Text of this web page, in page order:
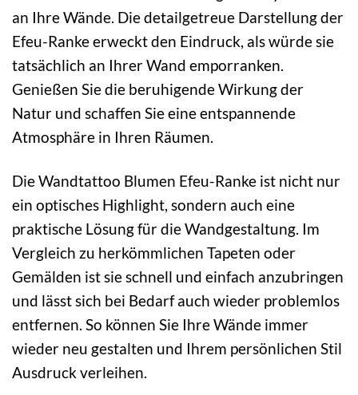
an Ihre Wände. Die detailgetreue Darstellung der
Efeu-Ranke erweckt den Eindruck, als würde sie
tatsächlich an Ihrer Wand emporranken.
Genießen Sie die beruhigende Wirkung der
Natur und schaffen Sie eine entspannende
Atmosphäre in Ihren Räumen.
Die Wandtattoo Blumen Efeu-Ranke ist nicht nur
ein optisches Highlight, sondern auch eine
praktische Lösung für die Wandgestaltung. Im
Vergleich zu herkömmlichen Tapeten oder
Gemälden ist sie schnell und einfach anzubringen
und lässt sich bei Bedarf auch wieder problemlos
entfernen. So können Sie Ihre Wände immer
wieder neu gestalten und Ihrem persönlichen Stil
Ausdruck verleihen.